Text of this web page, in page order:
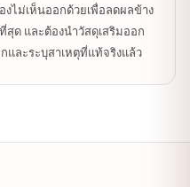
งไม่เห็นออกด้วยเพื่อลดผลข้าง
สุด และต้องนำวัสดุเสริมออก
ละระบุสาเหตุที่แท้จริงแล้ว